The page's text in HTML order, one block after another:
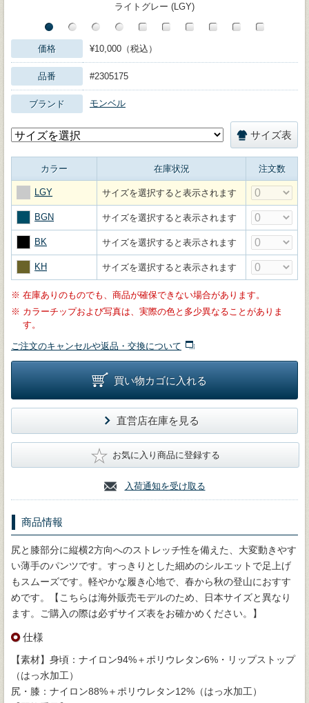
ライトグレー (LGY)
価格 ¥10,000（税込）
品番 #2305175
ブランド モンベル
サイズ表
カラー 在庫状況 注文数
LGY サイズを選択すると表示されます
BGN サイズを選択すると表示されます
BK サイズを選択すると表示されます
KH サイズを選択すると表示されます
※ 在庫ありのものでも、商品が確保できない場合があります。
※ カラーチップおよび写真は、実際の色と多少異なることがありま
す。
ご注文のキャンセルや返品・交換について
買い物カゴに入れる
直営店在庫を見る
★ お気に入り商品に登録する
入荷通知を受け取る
商品情報
尻と膝部分に縦横2方向へのストレッチ性を備えた、大変動きやす
い薄手のパンツです。すっきりとした細めのシルエットで足上げ
もスムーズです。軽やかな履き心地で、春から秋の登山におすす
めです。【こちらは海外販売モデルのため、日本サイズと異なり
ます。ご購入の際は必ずサイズ表をお確かめください。】
仕様
【素材】身頃：ナイロン94%＋ポリウレタン6%・リップストップ
（はっ水加工）
尻・膝：ナイロン88%＋ポリウレタン12%（はっ水加工）